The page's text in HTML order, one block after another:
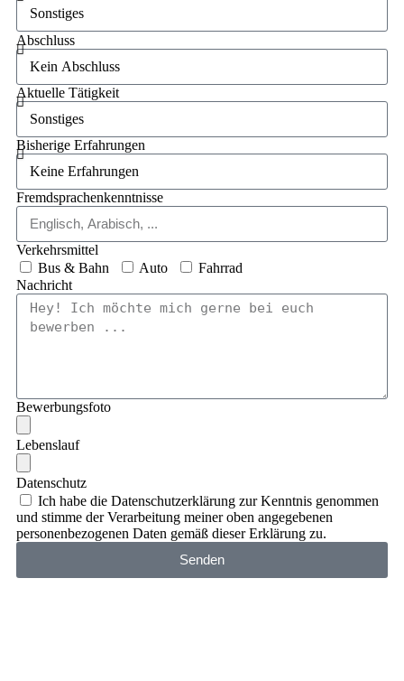
Abschluss
Aktuelle Tätigkeit
Bisherige Erfahrungen
Fremdsprachenkenntnisse
Verkehrsmittel
Bus & Bahn
Auto
Fahrrad
Nachricht
Bewerbungsfoto
Lebenslauf
Datenschutz
Ich habe die Datenschutzerklärung zur Kenntnis genommen
und stimme der Verarbeitung meiner oben angegebenen
personenbezogenen Daten gemäß dieser Erklärung zu.
Senden